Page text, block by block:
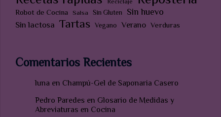
Robot de Cocina Salsa Sin Gluten Sin huevo
Sin lactosa Tartas Vegano Verano Verduras
Comentarios Recientes
luna en Champú-Gel de Saponaria Casero
Pedro Paredes en Glosario de Medidas y
Abreviaturas en Cocina